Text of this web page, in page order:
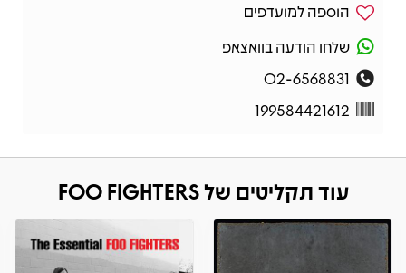
הוספה למועדפים
שלחו הודעה בוואצאפ
02-6568831
199584421612
עוד תקליטים של FOO FIGHTERS